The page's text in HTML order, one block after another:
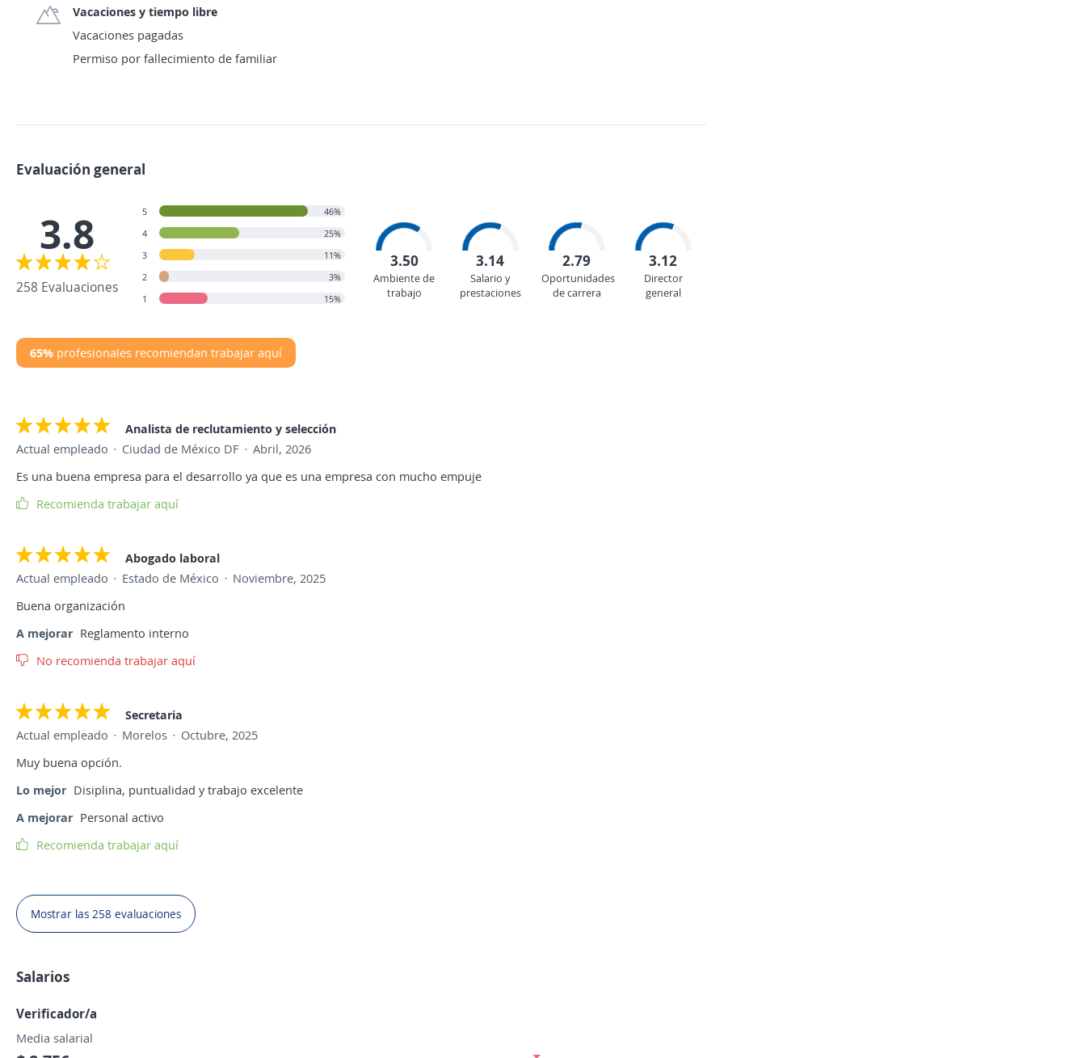
Vacaciones y tiempo libre
Vacaciones pagadas
Permiso por fallecimiento de familiar
Evaluación general
3.8
258 Evaluaciones
5
46%
4
25%
3
11%
2
3%
1
15%
3.50
Ambiente de
trabajo
3.14
Salario y
prestaciones
2.79
Oportunidades
de carrera
3.12
Director
general
65% profesionales recomiendan trabajar aquí
Analista de reclutamiento y selección
Actual empleado
Ciudad de México DF
Abril, 2026
Es una buena empresa para el desarrollo ya que es una empresa con mucho empuje
Recomienda trabajar aquí
Abogado laboral
Actual empleado
Estado de México
Noviembre, 2025
Buena organización
A mejorar Reglamento interno
No recomienda trabajar aquí
Secretaria
Actual empleado
Morelos
Octubre, 2025
Muy buena opción.
Lo mejor Disiplina, puntualidad y trabajo excelente
A mejorar Personal activo
Recomienda trabajar aquí
Mostrar las 258 evaluaciones
Salarios
Verificador/a
Media salarial